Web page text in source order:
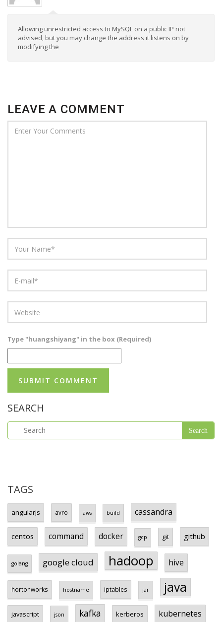
Allowing unrestricted access to MySQL on a public IP not
advised, but you may change the address it listens on by
modifying the
LEAVE A COMMENT
Type "huangshiyang" in the box (Required)
SEARCH
TAGS
angularjs avro aws build cassandra
centos command docker gcp git github
golang google cloud hadoop hive
hortonworks hostname iptables jar java
javascript json kafka kerberos kubernetes